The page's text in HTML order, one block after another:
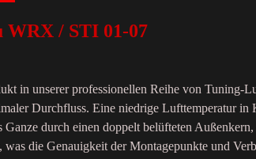
/ STI 01-07
in unserer professionellen Reihe von
Durchfluss. Eine niedrige Lufttemperatur
durch einen doppelt belüfteten
die Genauigkeit der Montagepunkte und